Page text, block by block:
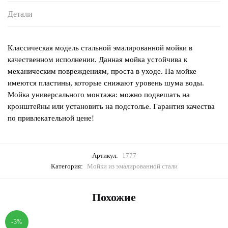
Детали
Классическая модель стальной эмалированной мойки в
качественном исполнении. Данная мойка устойчива к
механическим повреждениям, проста в уходе. На мойке
имеются пластины, которые снижают уровень шума воды.
Мойка универсального монтажа: можно подвешать на
кронштейны или установить на подстолье. Гарантия качества
по привлекательной цене!
Артикул:
1777
Категория: Мойки из эмалированной стали
Похожие
-3%